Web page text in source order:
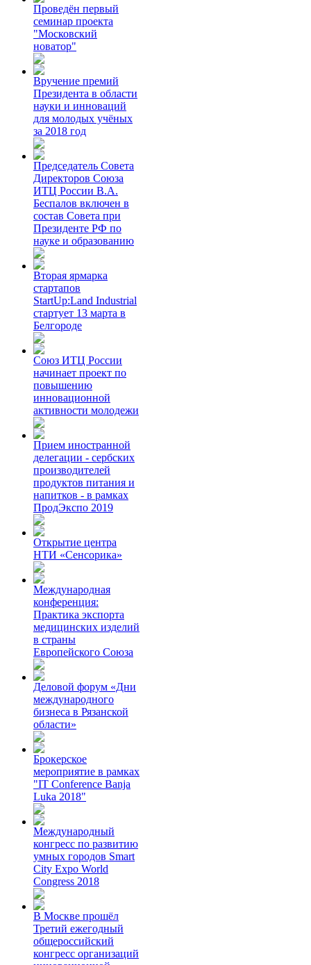
Проведён первый
семинар проекта
"Московский
новатор"
Вручение премий
Президента в области
науки и инноваций
для молодых учёных
за 2018 год
Председатель Совета
Директоров Союза
ИТЦ России В.А.
Беспалов включен в
состав Совета при
Президенте РФ по
науке и образованию
Вторая ярмарка
стартапов
StartUp:Land Industrial
стартует 13 марта в
Белгороде
Союз ИТЦ России
начинает проект по
повышению
инновационной
активности молодежи
Прием иностранной
делегации - сербских
производителей
продуктов питания и
напитков - в рамках
ПродЭкспо 2019
Открытие центра
НТИ «Сенсорика»
Международная
конференция:
Практика экспорта
медицинских изделий
в страны
Европейского Союза
Деловой форум «Дни
международного
бизнеса в Рязанской
области»
Брокерское
мероприятие в рамках
"IT Conference Banja
Luka 2018"
Международный
конгресс по развитию
умных городов Smart
City Expo World
Congress 2018
В Москве прошёл
Третий ежегодный
общероссийский
конгресс организаций